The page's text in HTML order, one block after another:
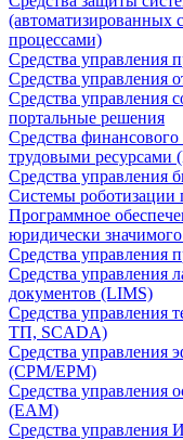
(автоматизированных
процессами)
Средства управления
Средства управления
Средства управления
портальные решения
Средства
трудовыми ресурсами
Средства управления
Системы роботизации
Программное
юридически
Средства управления
Средства управления
документов (LIMS)
Средства управления
ТП, SCADA)
Средства управления
(CPM/EPM)
Средства управления
(EAM)
Средства управления